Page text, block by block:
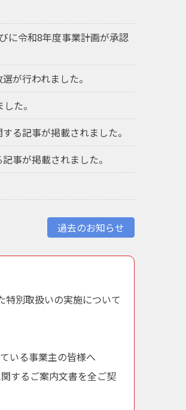
に令和8年度事業計画が承認
が行われました。
た。
る記事が掲載されました。
事が掲載されました。
過去のお知らせ
特別取扱いの実施について
いる事業主の皆様へ
するご案内文書を全ご契